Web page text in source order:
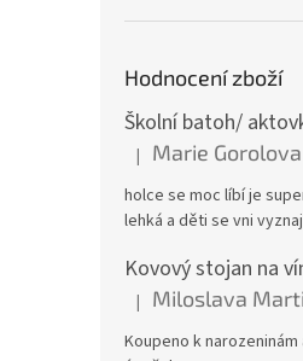
Hodnocení zboží
Hodnocení produktu je 5
| Marie Gorolova
holce se moc líbí je
lehká a děti se vni vyznaj
Hodnocení produktu je 5
| Miloslava
Koupeno k